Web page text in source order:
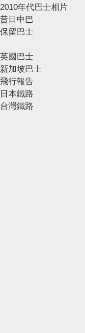
2010年代巴士相片
昔日中巴
保留巴士
英國巴士
新加坡巴士
飛行報告
日本鐵路
台灣鐵路